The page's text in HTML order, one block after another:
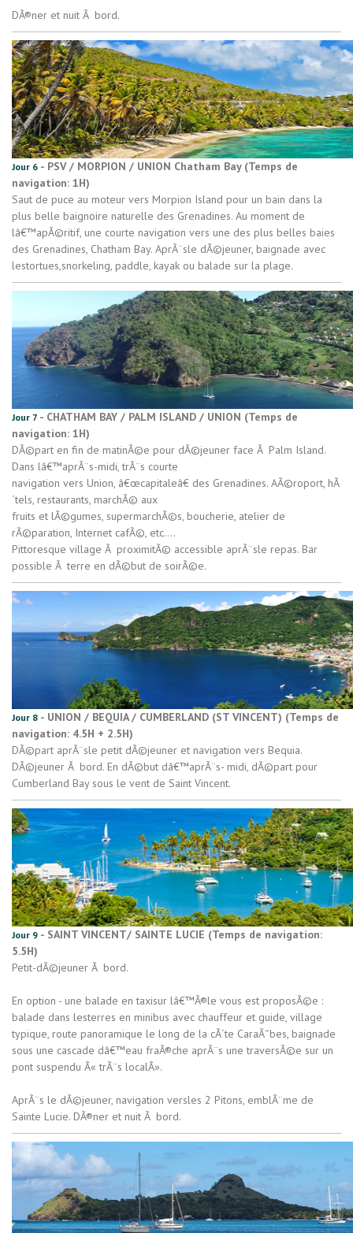
DÃ®ner et nuit Ã bord.
Jour 6 - PSV / MORPION / UNION Chatham Bay (Temps de
navigation: 1H)
Saut de puce au moteur vers Morpion Island pour un bain dans la
plus belle baignoire naturelle des Grenadines. Au moment de
lâ€™apÃ©ritif, une courte navigation vers une des plus belles baies
des Grenadines, Chatham Bay. AprÃ¨sle dÃ©jeuner, baignade avec
lestortues,snorkeling, paddle, kayak ou balade sur la plage.
Jour 7 - CHATHAM BAY / PALM ISLAND / UNION (Temps de
navigation: 1H)
DÃ©part en fin de matinÃ©e pour dÃ©jeuner face Ã Palm Island.
Dans lâ€™aprÃ¨s-midi, trÃ¨s courte
navigation vers Union, â€œcapitaleâ€ des Grenadines. AÃ©roport, hÃ
´tels, restaurants, marchÃ© aux
fruits et lÃ©gumes, supermarchÃ©s, boucherie, atelier de
rÃ©paration, Internet cafÃ©, etc....
Pittoresque village Ã proximitÃ© accessible aprÃ¨sle repas. Bar
possible Ã terre en dÃ©but de soirÃ©e.
Jour 8 - UNION / BEQUIA / CUMBERLAND (ST VINCENT) (Temps de
navigation: 4.5H + 2.5H)
DÃ©part aprÃ¨sle petit dÃ©jeuner et navigation vers Bequia.
DÃ©jeuner Ã bord. En dÃ©but dâ€™aprÃ¨s- midi, dÃ©part pour
Cumberland Bay sous le vent de Saint Vincent.
Jour 9 - SAINT VINCENT/ SAINTE LUCIE (Temps de navigation:
5.5H)
Petit-dÃ©jeuner Ã bord.
En option - une balade en taxisur lâ€™Ã®le vous est proposÃ©e :
balade dans lesterres en minibus avec chauffeur et guide, village
typique, route panoramique le long de la cÃ´te CaraÃ¯bes, baignade
sous une cascade dâ€™eau fraÃ®che aprÃ¨s une traversÃ©e sur un
pont suspendu Â« trÃ¨s localÂ».
AprÃ¨s le dÃ©jeuner, navigation versles 2 Pitons, emblÃ¨me de
Sainte Lucie. DÃ®ner et nuit Ã bord.